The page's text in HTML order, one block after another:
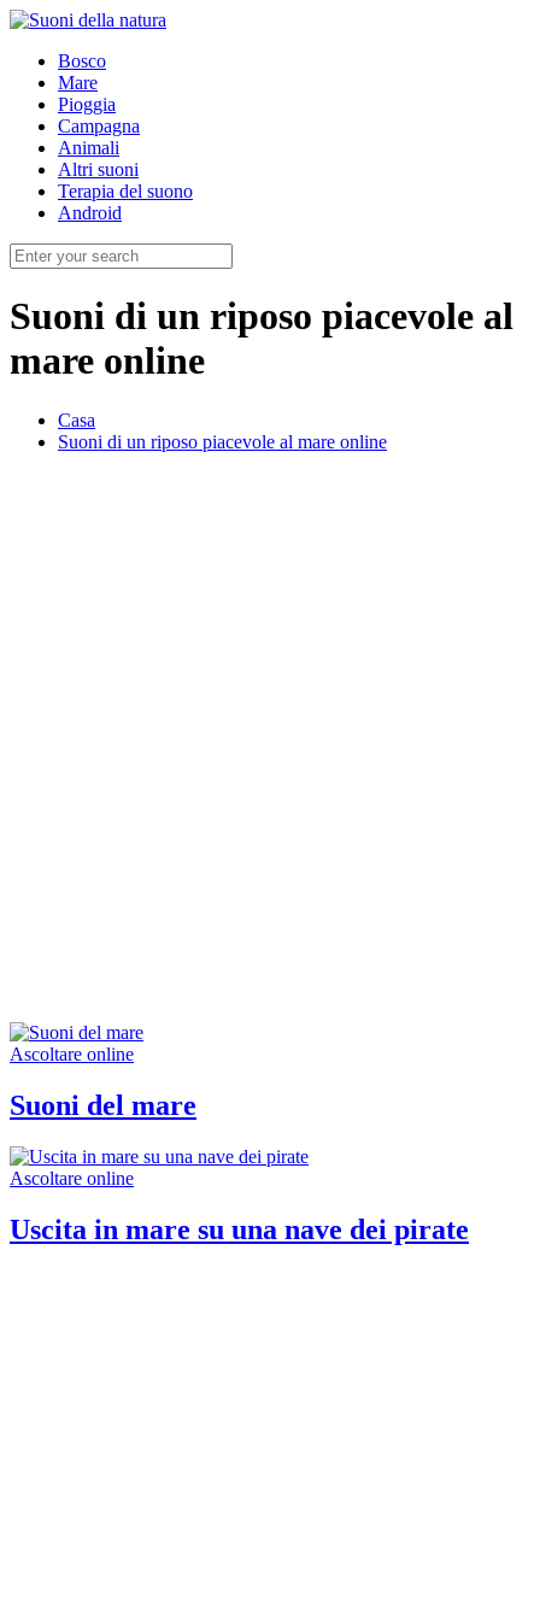
Bosco
Mare
Pioggia
Campagna
Animali
Altri suoni
Terapia del suono
Android
Suoni di un riposo piacevole al
mare online
Casa
Suoni di un riposo piacevole al mare online
Ascoltare online
Suoni del mare
Ascoltare online
Uscita in mare su una nave dei pirate